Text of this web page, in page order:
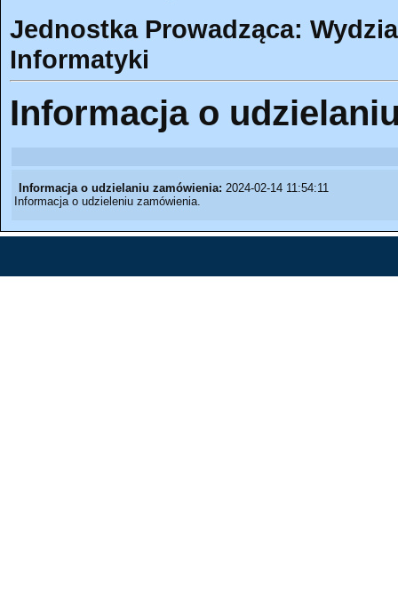
Jednostka Prowadząca:
Informatyki
Informacja o
Informacja o udzielaniu zamówienia: 2024-02-14 11:54:11
Informacja o udzieleniu zamówienia.